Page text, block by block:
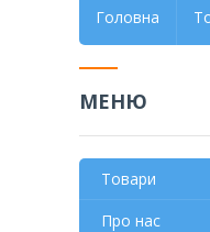
Головна
Товари
Про нас